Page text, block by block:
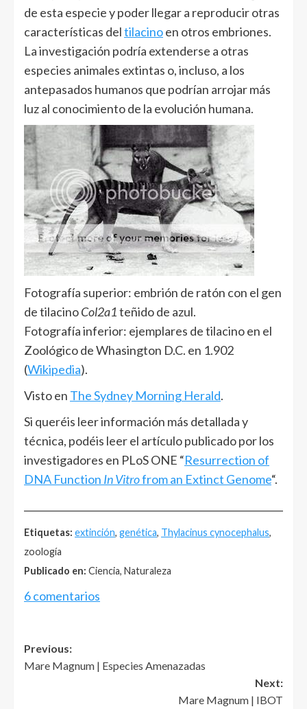
de esta especie y poder llegar a reproducir otras
características deltilacinoen otros embriones.
La investigación podría extenderse a otras
especies animales extintas o, incluso, a los
antepasados humanos que podrían arrojar más
luz al conocimiento de la evolución humana.
Fotografía superior: embrión de ratón con el gen
de tilacinoCol2a1teñido de azul.
Fotografía inferior: ejemplares de tilacino en el
Zoológico de Whasington D.C. en 1.902
(Wikipedia).
Visto en The Sydney Morning Herald.
Si queréis leer información más detallada y
técnica, podéis leer el artículo publicado por los
investigadores en PLoS ONE “Resurrection of
DNA Function In Vitrofrom an Extinct Genome“.
Etiquetas: extinción, genética, Thylacinus cynocephalus,
zoología
Publicado en: Ciencia, Naturaleza
6 comentarios
Post
navigation
Previous:
Mare Magnum | Especies Amenazadas
Next:
Mare Magnum | IBOT